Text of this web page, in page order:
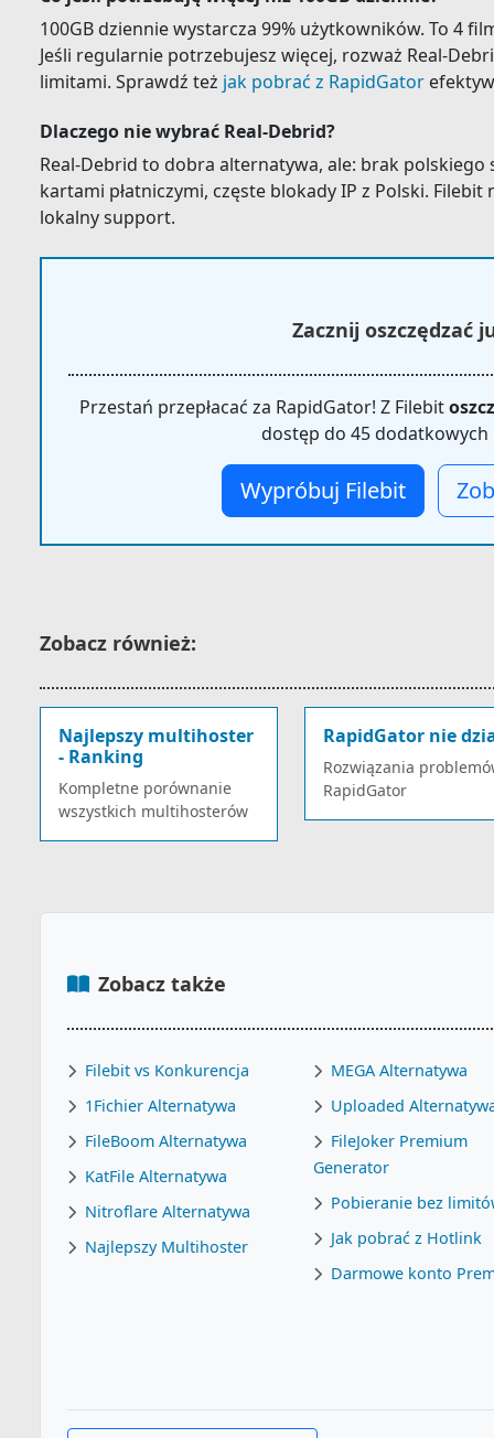
100GB dziennie wystarcza 99% użytkowników. To 4
Jeśli regularnie potrzebujesz więcej, rozważ Real-
limitami. Sprawdź też jak pobrać z RapidGator
Dlaczego nie wybrać Real-Debrid?
Real-Debrid to dobra alternatywa, ale: brak
kartami płatniczymi, częste blokady IP z Polski.
lokalny support.
Zacznij oszczędzać
Przestań przepłacać za RapidGator! Z Filebit
dostęp do 45
Wypróbuj Filebit
Zobacz również:
Najlepszy multihoster
- Ranking
Kompletne porównanie
wszystkich multihosterów
RapidGator nie
Rozwiązania
RapidGator
Zobacz także
Filebit vs Konkurencja
1Fichier Alternatywa
FileBoom Alternatywa
KatFile Alternatywa
Nitroflare Alternatywa
Najlepszy Multihoster
MEGA Alternatywa
Uploaded
FileJoker Premium
Generator
Pobieranie bez
Jak pobrać z Hotlink
Darmowe konto